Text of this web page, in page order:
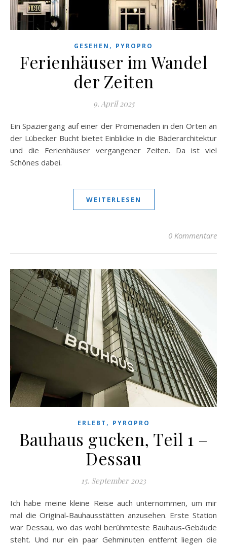
GESEHEN , PYROPRO
Ferienhäuser im Wandel
der Zeiten
9. April 2025
Ein Spaziergang auf einer der Promenaden in den Orten an
der Lübecker Bucht bietet Einblicke in die Bäderarchitektur
und die Ferienhäuser vergangener Zeiten. Da ist viel
Schönes dabei.
WEITERLESEN
0 Kommentare
ERLEBT , PYROPRO
Bauhaus gucken, Teil 1 –
Dessau
15. September 2023
Ich habe meine kleine Reise auch unternommen, um mir
mal die Original-Bauhausstätten anzusehen. Erste Station
war Dessau, wo das wohl berühmteste Bauhaus-Gebäude
steht. Und nur ein paar Gehminuten entfernt liegen die